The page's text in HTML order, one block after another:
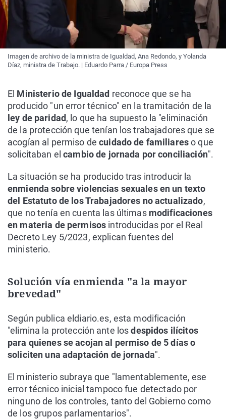
Imagen de archivo de la ministra de Igualdad, Ana Redondo, y Yolanda
Díaz, ministra de Trabajo. | Eduardo Parra / Europa Press
El Ministerio de Igualdad reconoce que se ha
producido "un error técnico" en la tramitación de la
ley de paridad, lo que ha supuesto la "eliminación
de la protección que tenían los trabajadores que se
acogían al permiso decuidado de familiareso que
solicitaban elcambio de jornada por conciliación".
La situación se ha producido tras introducir la
enmienda sobre violencias sexuales en un texto
del Estatuto de los Trabajadores no actualizado,
que no tenía en cuenta las últimas modificaciones
en materia de permisos introducidas por el Real
Decreto Ley 5/2023, explican fuentes del
ministerio.
Solución vía enmienda "a la mayor
brevedad"
Según publica eldiario.es, esta modificación
"elimina la protección ante losdespidos ilícitos
para quienes se acojan al permiso de 5 días o
soliciten una adaptación de jornada".
El ministerio subraya que "lamentablemente, ese
error técnico inicial tampoco fue detectado por
ninguno de los controles, tanto del Gobierno como
de los grupos parlamentarios".